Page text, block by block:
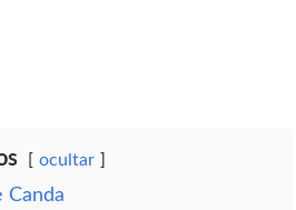
ocultar
Canda